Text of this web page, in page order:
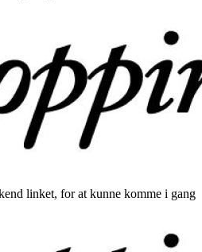
linket, for at kunne komme i gang